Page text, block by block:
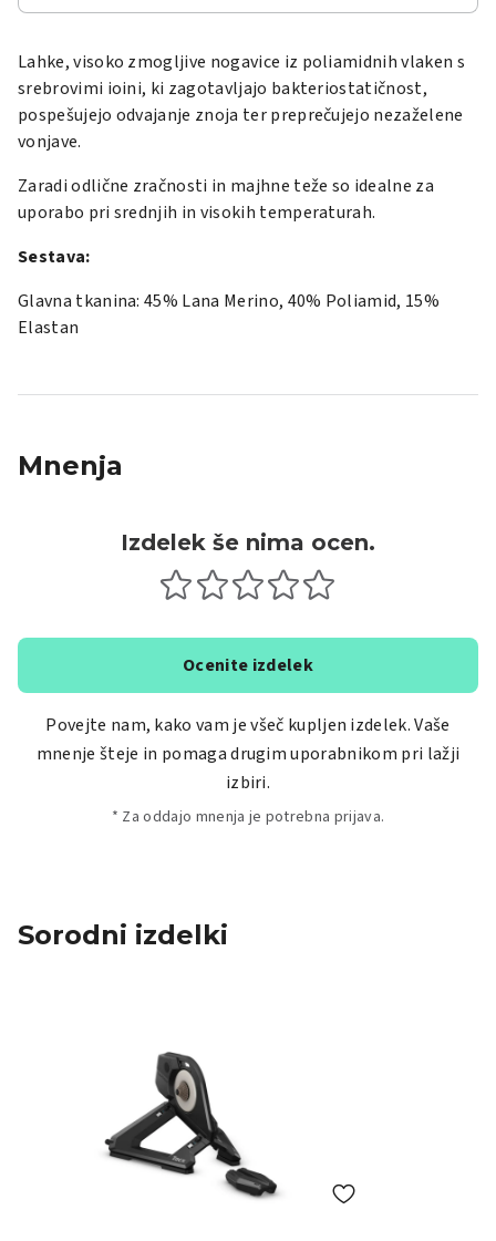
Lahke, visoko zmogljive nogavice iz poliamidnih vlaken s
srebrovimi ioini, ki zagotavljajo bakteriostatičnost,
pospešujejo odvajanje znoja ter preprečujejo nezaželene
vonjave.
Zaradi odlične zračnosti in majhne teže so idealne za
uporabo pri srednjih in visokih temperaturah.
Sestava:
Glavna tkanina: 45% Lana Merino, 40% Poliamid, 15%
Elastan
Mnenja
Izdelek še nima ocen.
Ocenite izdelek
Povejte nam, kako vam je všeč kupljen izdelek. Vaše
mnenje šteje in pomaga drugim uporabnikom pri lažji
izbiri.
* Za oddajo mnenja je potrebna prijava.
Sorodni izdelki